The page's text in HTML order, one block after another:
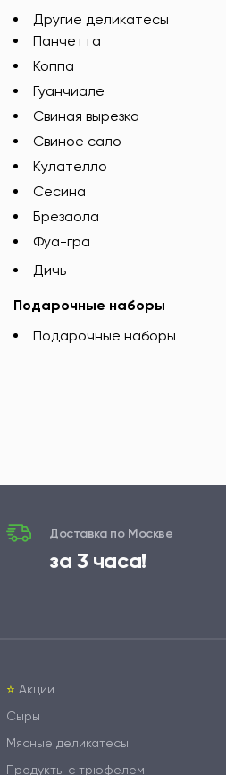
Другие деликатесы
Панчетта
Коппа
Гуанчиале
Свиная вырезка
Свиное сало
Кулателло
Сесина
Брезаола
Фуа-гра
Дичь
Подарочные наборы
Подарочные наборы
Доставка по Москве
за 3 часа!
⭐️ Акции
Сыры
Мясные деликатесы
Продукты с трюфелем